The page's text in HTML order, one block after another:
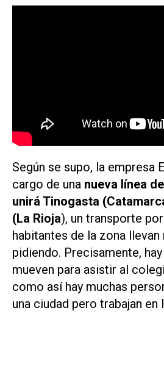
Según se supo, la empresa
cargo de una nueva línea
unirá Tinogasta
(La Rioja), un transporte
habitantes de la zona
pidiendo. Precisamente,
mueven para asistir al
como así hay muchas
una ciudad pero trabajan en